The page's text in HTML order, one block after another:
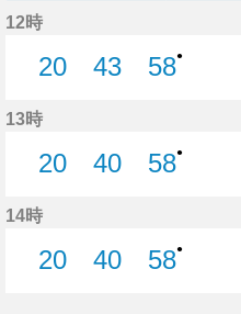
12時
20
43
58●
13時
20
40
58●
14時
20
40
58●